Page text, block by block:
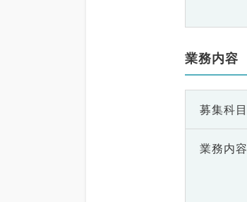
業務内容
募集科目
業務内容